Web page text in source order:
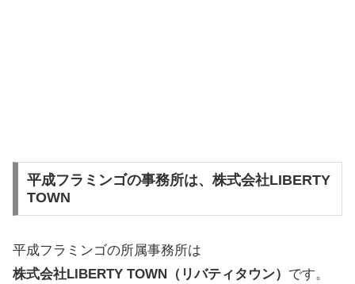
平成フラミンゴの事務所は、株式会社LIBERTY
TOWN
平成フラミンゴの所属事務所は
株式会社LIBERTY TOWN（リバティタウン） です。